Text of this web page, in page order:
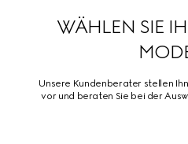
WÄHLEN SIE
Unsere Kundenberater stellen
vor und beraten Sie bei der